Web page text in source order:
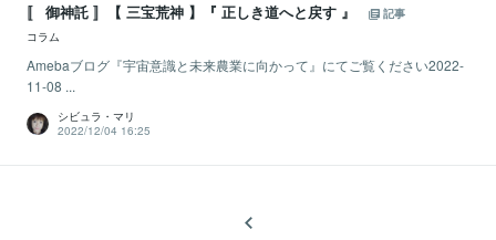
〚 御神託 〛【 三宝荒神 】『 正しき道へと戻す 』
記事
コラム
Amebaブログ『宇宙意識と未来農業に向かって』にてご覧ください2022-
11-08 ...
シビュラ・マリ
2022/12/04 16:25